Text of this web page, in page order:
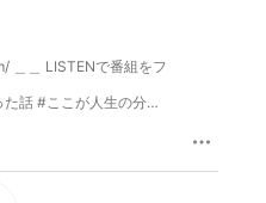
＿＿ LISTENで番組をフ
話 #ここが人生の分岐